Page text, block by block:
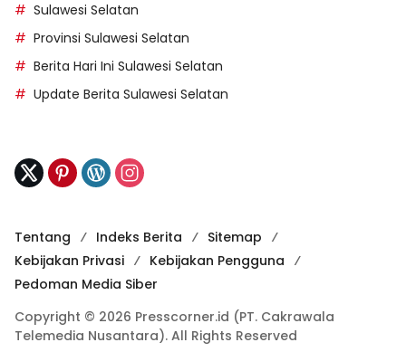
Sulawesi Selatan
Provinsi Sulawesi Selatan
Berita Hari Ini Sulawesi Selatan
Update Berita Sulawesi Selatan
Tentang Indeks Berita
Sitemap
Kebijakan Privasi
Kebijakan Pengguna
Pedoman Media Siber
Copyright © 2026 Presscorner.id (PT. Cakrawala
Telemedia Nusantara). All Rights Reserved